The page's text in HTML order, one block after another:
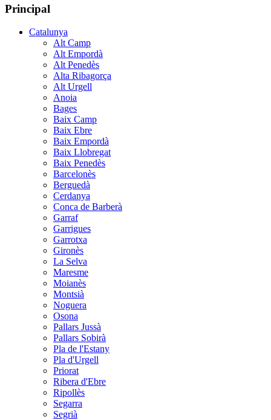
Principal
Catalunya
Alt Camp
Alt Empordà
Alt Penedès
Alta Ribagorça
Alt Urgell
Anoia
Bages
Baix Camp
Baix Ebre
Baix Empordà
Baix Llobregat
Baix Penedès
Barcelonès
Berguedà
Cerdanya
Conca de Barberà
Garraf
Garrigues
Garrotxa
Gironès
La Selva
Maresme
Moianès
Montsià
Noguera
Osona
Pallars Jussà
Pallars Sobirà
Pla de l'Estany
Pla d'Urgell
Priorat
Ribera d'Ebre
Ripollès
Segarra
Segrià